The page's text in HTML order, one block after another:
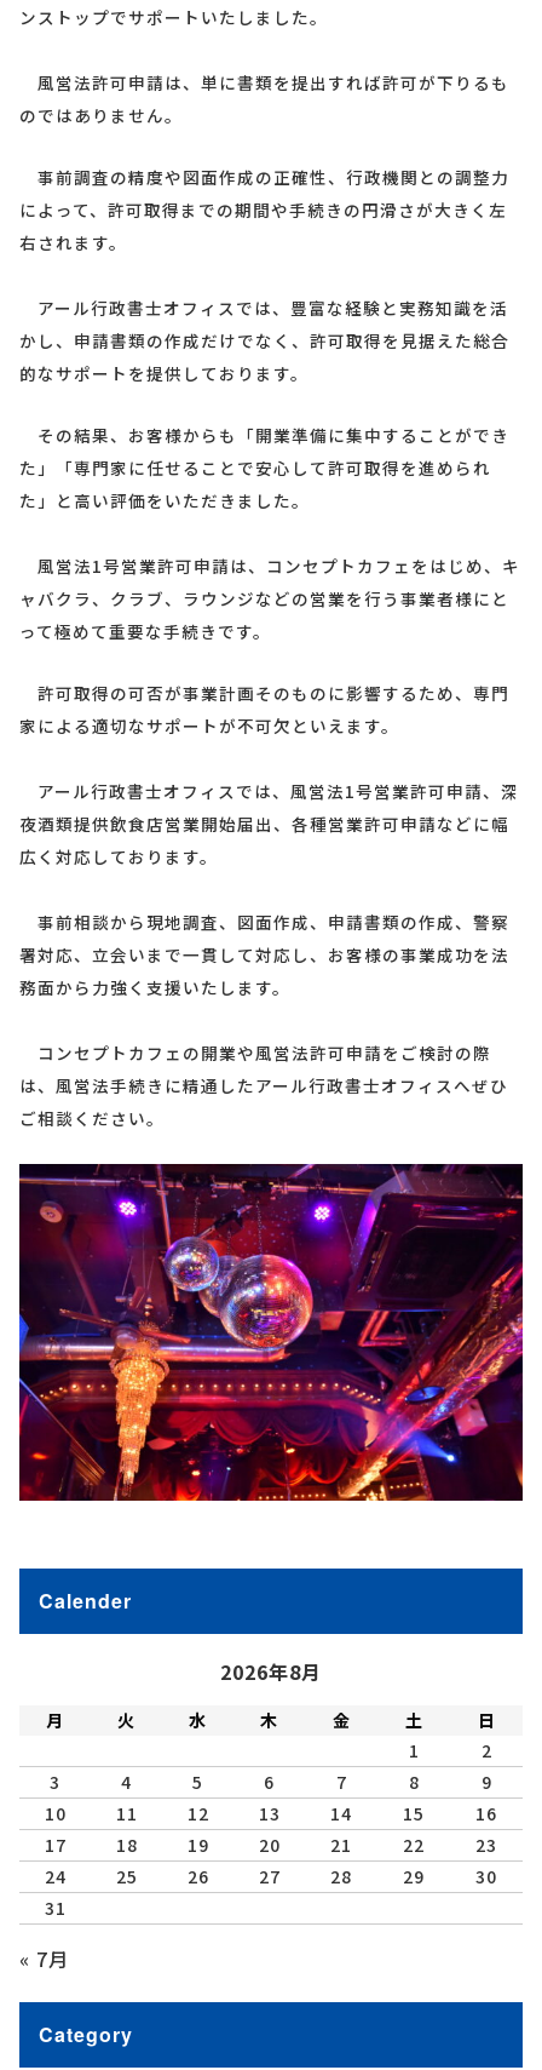
ンストップでサポートいたしました。
風営法許可申請は、単に書類を提出すれば許可が下りるも
のではありません。
事前調査の精度や図面作成の正確性、行政機関との調整力
によって、許可取得までの期間や手続きの円滑さが大きく左
右されます。
アール行政書士オフィスでは、豊富な経験と実務知識を活
かし、申請書類の作成だけでなく、許可取得を見据えた総合
的なサポートを提供しております。
その結果、お客様からも「開業準備に集中することができ
た」「専門家に任せることで安心して許可取得を進められ
た」と高い評価をいただきました。
風営法1号営業許可申請は、コンセプトカフェをはじめ、キ
ャバクラ、クラブ、ラウンジなどの営業を行う事業者様にと
って極めて重要な手続きです。
許可取得の可否が事業計画そのものに影響するため、専門
家による適切なサポートが不可欠といえます。
アール行政書士オフィスでは、風営法1号営業許可申請、深
夜酒類提供飲食店営業開始届出、各種営業許可申請などに幅
広く対応しております。
事前相談から現地調査、図面作成、申請書類の作成、警察
署対応、立会いまで一貫して対応し、お客様の事業成功を法
務面から力強く支援いたします。
コンセプトカフェの開業や風営法許可申請をご検討の際
は、風営法手続きに精通したアール行政書士オフィスへぜひ
ご相談ください。
Calender
2026年8月
月 火 水 木 金 土
日
1
2
3
4 5 6 7 8
9
10
11 12 13 14 15
16
17
18 19 20 21 22
23
24
25 26 27 28 29
30
31
« 7月
Category